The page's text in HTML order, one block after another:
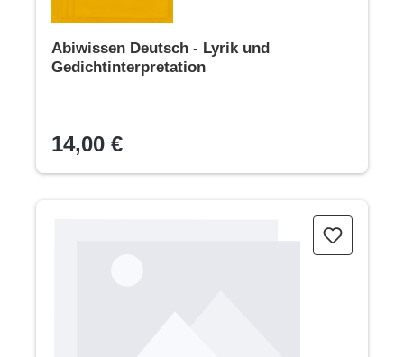
Abiwissen Deutsch - Lyrik und
Gedichtinterpretation
14,00 €
Basiswissen Grundschule Deutsch - Übungsblätter